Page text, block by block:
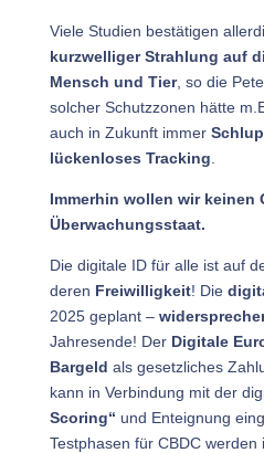
Viele Studien bestätigen
kurzwelliger Strahlung auf
Mensch und Tier, so die
solcher Schutzzonen hätte
auch in Zukunft immer
lückenloses Tracking
Immerhin wollen wir keinen
Überwachungsstaat.
Die digitale ID für alle ist auf
deren Freiwilligkeit! Die
2025 geplant –
Jahresende! Der Digitale
Bargeld als gesetzliches
kann in Verbindung mit der
Scoring“ und Enteignung
Testphasen für CBDC werden